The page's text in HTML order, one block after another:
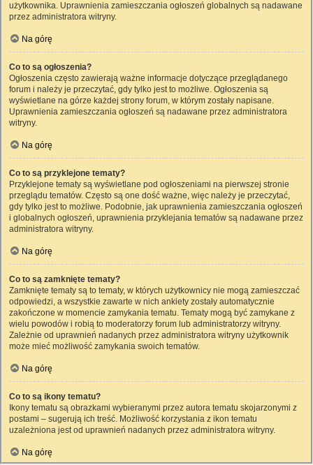
użytkownika. Uprawnienia zamieszczania ogłoszeń globalnych są nadawane
przez administratora witryny.
Na górę
Co to są ogłoszenia?
Ogłoszenia często zawierają ważne informacje dotyczące przeglądanego
forum i należy je przeczytać, gdy tylko jest to możliwe. Ogłoszenia są
wyświetlane na górze każdej strony forum, w którym zostały napisane.
Uprawnienia zamieszczania ogłoszeń są nadawane przez administratora
witryny.
Na górę
Co to są przyklejone tematy?
Przyklejone tematy są wyświetlane pod ogłoszeniami na pierwszej stronie
przeglądu tematów. Często są one dość ważne, więc należy je przeczytać,
gdy tylko jest to możliwe. Podobnie, jak uprawnienia zamieszczania ogłoszeń
i globalnych ogłoszeń, uprawnienia przyklejania tematów są nadawane przez
administratora witryny.
Na górę
Co to są zamknięte tematy?
Zamknięte tematy są to tematy, w których użytkownicy nie mogą zamieszczać
odpowiedzi, a wszystkie zawarte w nich ankiety zostały automatycznie
zakończone w momencie zamykania tematu. Tematy mogą być zamykane z
wielu powodów i robią to moderatorzy forum lub administratorzy witryny.
Zależnie od uprawnień nadanych przez administratora witryny użytkownik
może mieć możliwość zamykania swoich tematów.
Na górę
Co to są ikony tematu?
Ikony tematu są obrazkami wybieranymi przez autora tematu skojarzonymi z
postami – sugerują ich treść. Możliwość korzystania z ikon tematu
uzależniona jest od uprawnień nadanych przez administratora witryny.
Na górę